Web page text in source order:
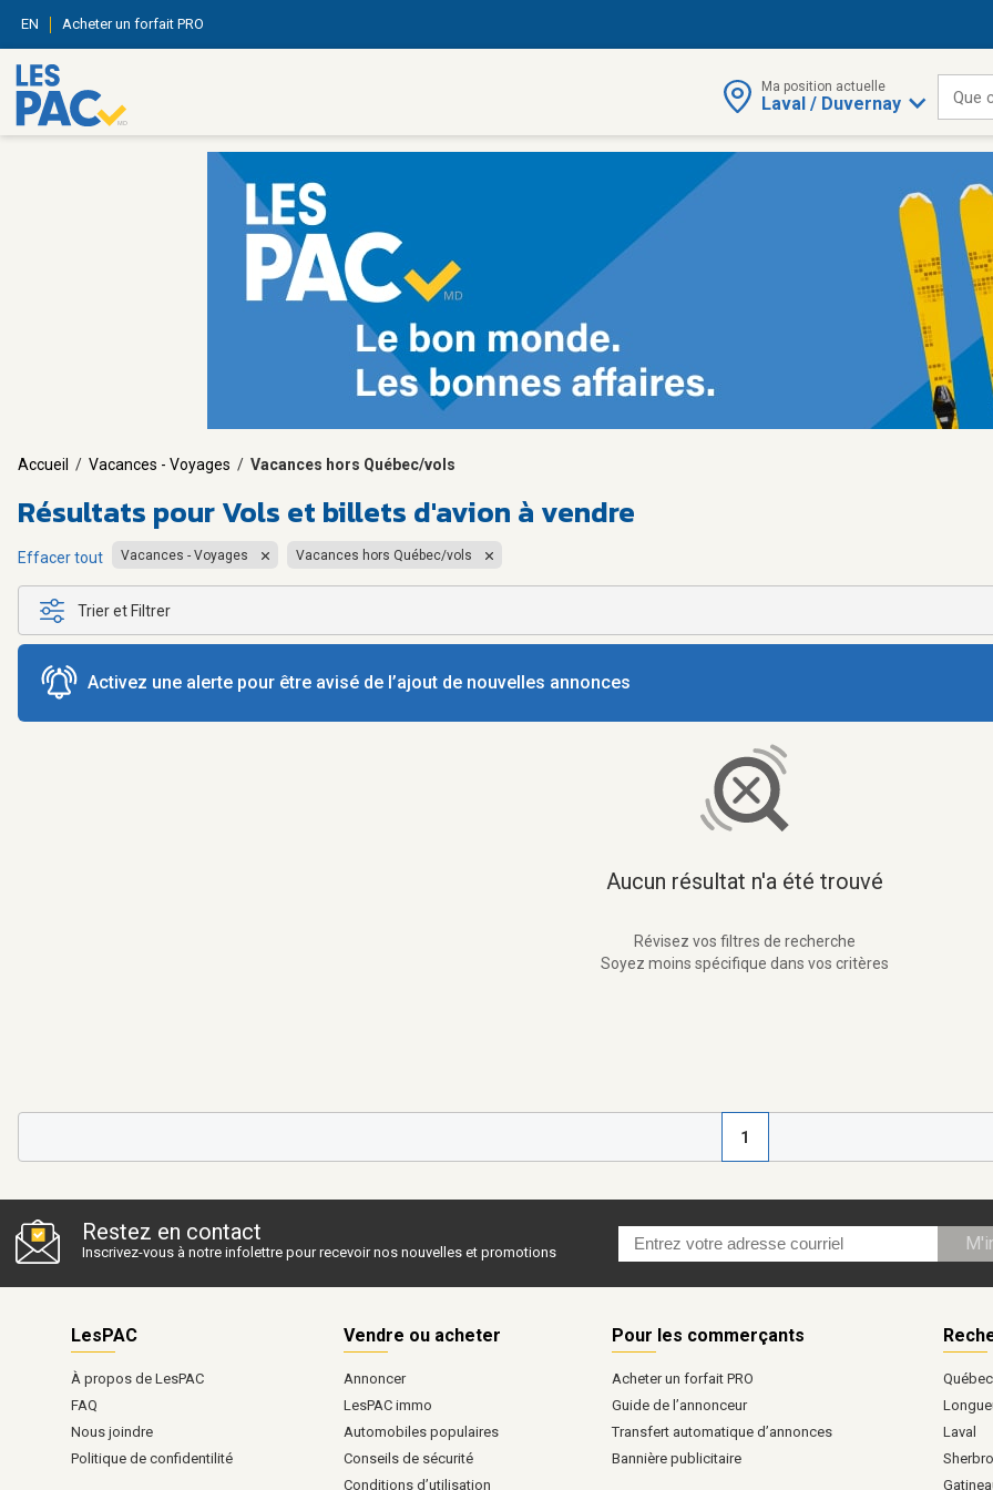
EN Acheter un forfait PRO
Ma position actuelle
Laval / Duvernay Que
Accueil / Vacances - Voyages / Vacances hors Québec/vols
Résultats pourVols et billets d'avion à vendre
Effacer tout Vacances - Voyages Vacances hors Québec/vols
Trier et Filtrer
Activez une alerte pour être avisé de l’ajout de nouvelles annonces
Aucun résultat n'a été trouvé
Révisez vos filtres de recherche
Soyez moins spécifique dans vos critères
1
Restez en contact
Inscrivez-vous à notre infolettre pour recevoir nos nouvelles et promotions
LesPAC
À propos de LesPAC
FAQ
Nous joindre
Politique de confidentilité
Vendre ou acheter
Annoncer
LesPAC immo
Automobiles populaires
Conseils de sécurité
Conditions d’utilisation
Pour les commerçants
Acheter un forfait PRO
Guide de l’annonceur
Transfert automatique d’annonces
Bannière publicitaire
Québec
Laval